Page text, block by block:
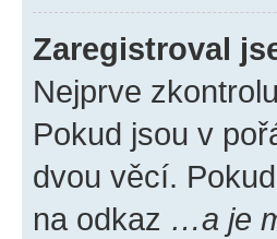
Zaregistroval
Nejprve
Pokud jsou v
dvou věcí.
na odkaz …a je